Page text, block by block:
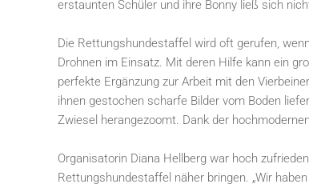
erstaunten Schüler und ihre Bonny ließ sich
Die Rettungshundestaffel wird oft gerufen,
Drohnen im Einsatz. Mit deren Hilfe kann ein
perfekte Ergänzung zur Arbeit mit den
ihnen gestochen scharfe Bilder vom Boden
Zwiesel herangezoomt. Dank der
Organisatorin Diana Hellberg war hoch
Rettungshundestaffel näher bringen. „Wir